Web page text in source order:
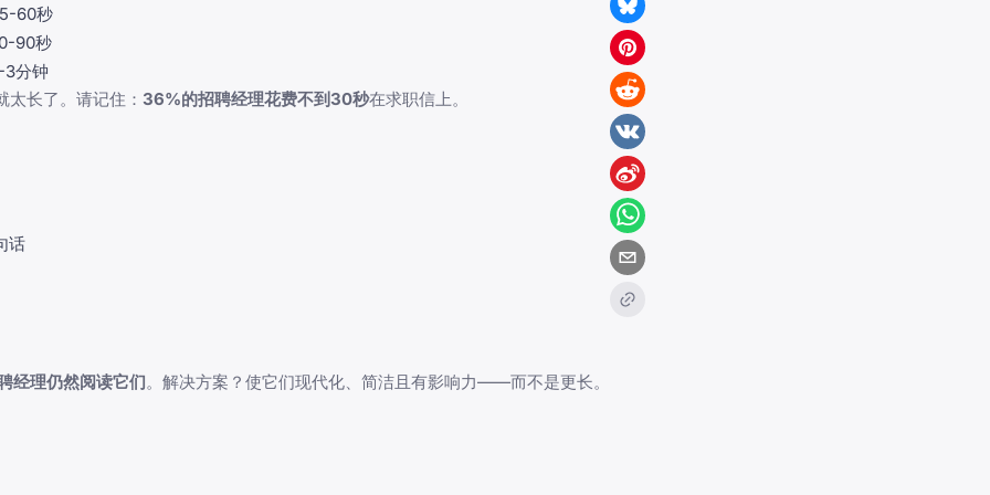
60秒
90秒
分钟
长了。请记住： 36%的招聘经理花费不到30秒在求职信上。
话
经理仍然阅读它们。解决方案？使它们现代化、简洁且有影响力——而不是更长。